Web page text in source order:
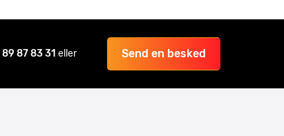
89 87 83 31 eller Send en besked